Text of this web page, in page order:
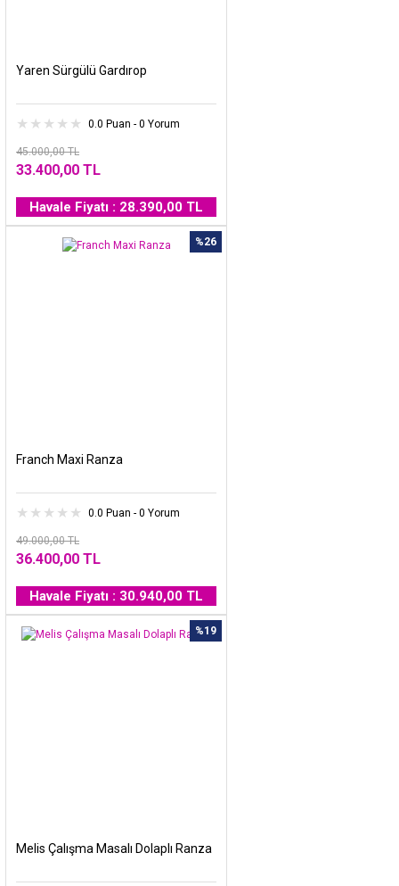
Yaren Sürgülü Gardırop
0.0 Puan - 0 Yorum
45.000,00 TL
33.400,00 TL
Havale Fiyatı : 28.390,00 TL
%26
Franch Maxi Ranza
0.0 Puan - 0 Yorum
49.000,00 TL
36.400,00 TL
Havale Fiyatı : 30.940,00 TL
%19
Melis Çalışma Masalı Dolaplı Ranza